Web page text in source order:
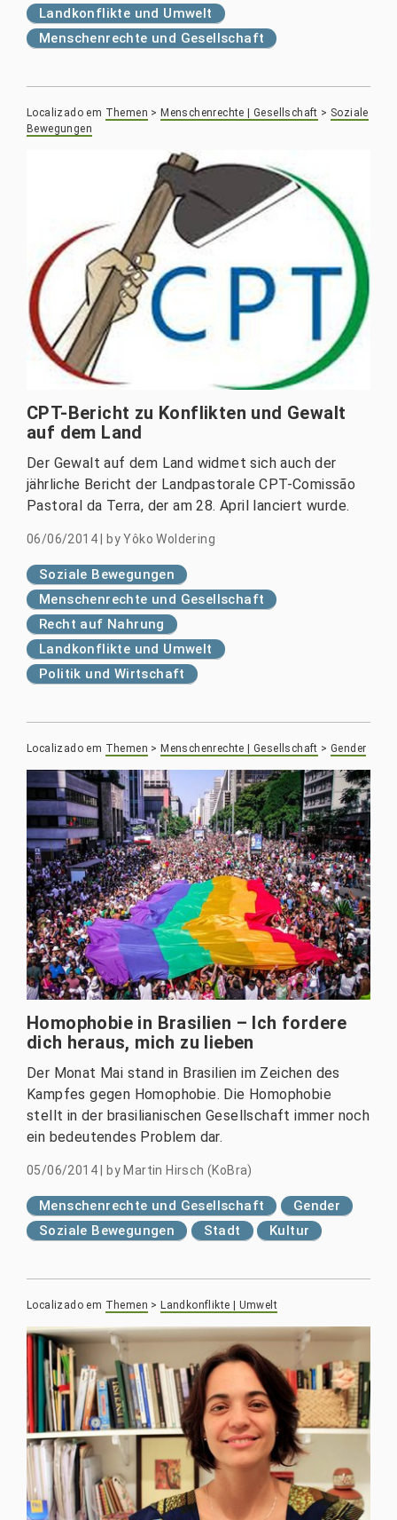
Landkonflikte und Umwelt
Menschenrechte und Gesellschaft
Localizado em Themen > Menschenrechte | Gesellschaft > Soziale
Bewegungen
CPT-Bericht zu Konflikten und Gewalt
auf dem Land
Der Gewalt auf dem Land widmet sich auch der
jährliche Bericht der Landpastorale CPT-Comissão
Pastoral da Terra, der am 28. April lanciert wurde.
06/06/2014 byYôko Woldering
Soziale Bewegungen
Menschenrechte und Gesellschaft
Recht auf Nahrung
Landkonflikte und Umwelt
Politik und Wirtschaft
Localizado em Themen > Menschenrechte | Gesellschaft >Gender
Homophobie in Brasilien – Ich fordere
dich heraus, mich zu lieben
Der Monat Mai stand in Brasilien im Zeichen des
Kampfes gegen Homophobie. Die Homophobie
stellt in der brasilianischen Gesellschaft immer noch
ein bedeutendes Problem dar.
05/06/2014 by Martin Hirsch (KoBra)
Menschenrechte und Gesellschaft
Gender
Soziale Bewegungen
Stadt Kultur
Localizado em Themen > Landkonflikte | Umwelt